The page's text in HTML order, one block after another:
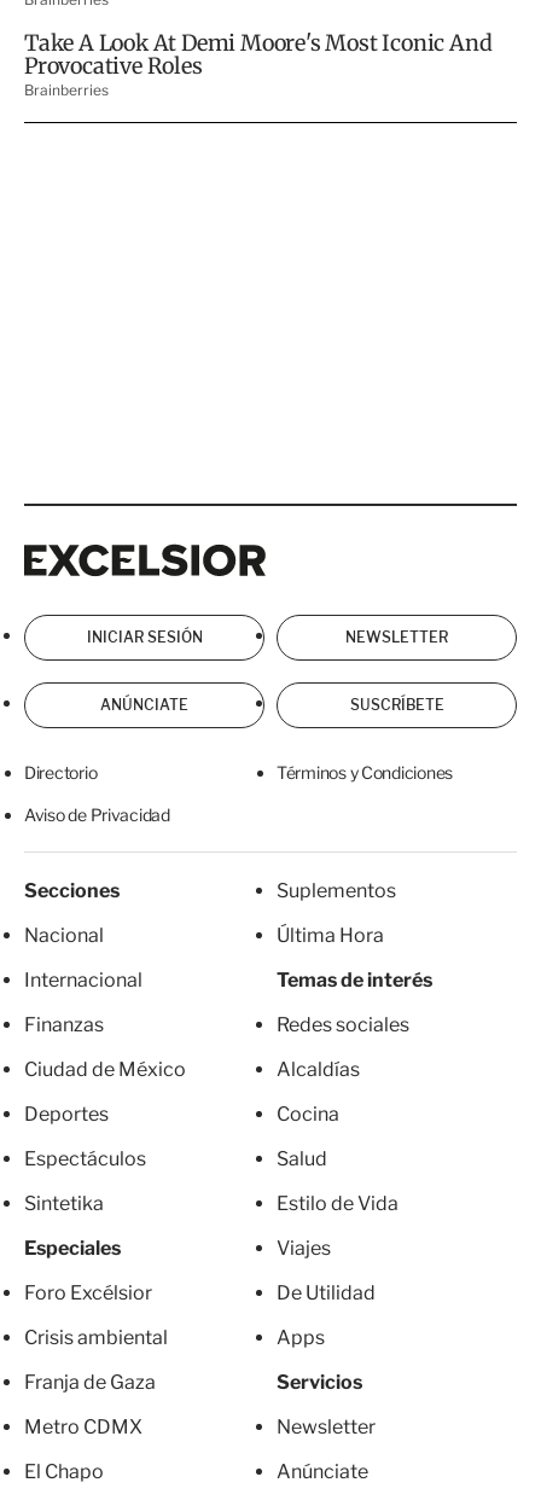
INICIAR SESIÓN NEWSLETTER
ANÚNCIATE SUSCRÍBETE
Directorio Términos y Condiciones
Aviso de Privacidad
Secciones
Nacional
Internacional
Finanzas
Ciudad de México
Deportes
Espectáculos
Sintetika
Especiales
Foro Excélsior
Crisis ambiental
Franja de Gaza
Metro CDMX
El Chapo
Suplementos
Última Hora
Temas de interés
Redes sociales
Alcaldías
Cocina
Salud
Estilo de Vida
Viajes
De Utilidad
Apps
Servicios
Newsletter
Anúnciate